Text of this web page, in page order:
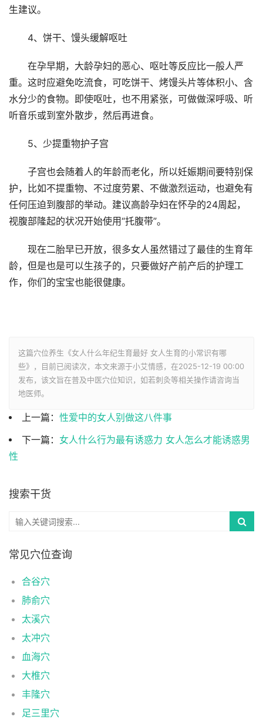
生建议。
4、饼干、馒头缓解呕吐
在孕早期，大龄孕妇的恶心、呕吐等反应比一般人严
重。这时应避免吃流食，可吃饼干、烤馒头片等体积小、含
水分少的食物。即使呕吐，也不用紧张，可做做深呼吸、听
听音乐或到室外散步，然后再进食。
5、少提重物护子宫
子宫也会随着人的年龄而老化，所以妊娠期间要特别保
护，比如不提重物、不过度劳累、不做激烈运动，也避免有
任何压迫到腹部的举动。建议高龄孕妇在怀孕的24周起，
视腹部隆起的状况开始使用“托腹带”。
现在二胎早已开放，很多女人虽然错过了最佳的生育年
龄，但是也是可以生孩子的，只要做好产前产后的护理工
作，你们的宝宝也能很健康。
这篇穴位养生《女人什么年纪生育最好 女人生育的小常识有哪
些》，目前已阅读次，本文来源于小艾情感，在2025-12-19 00:00
发布，该文旨在普及中医穴位知识，如若刺灸等相关操作请咨询当
地医师。
上一篇： 性爱中的女人别做这八件事
下一篇： 女人什么行为最有诱惑力 女人怎么才能诱惑男
性
搜索干货
常见穴位查询
合谷穴
肺俞穴
太溪穴
太冲穴
血海穴
大椎穴
丰隆穴
足三里穴